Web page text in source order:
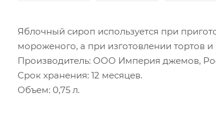
Яблочный сироп используется при
мороженого, а при изготовлении тортов
Производитель: ООО Империя джемов,
Срок хранения: 12 месяцев.
Объем: 0,75 л.